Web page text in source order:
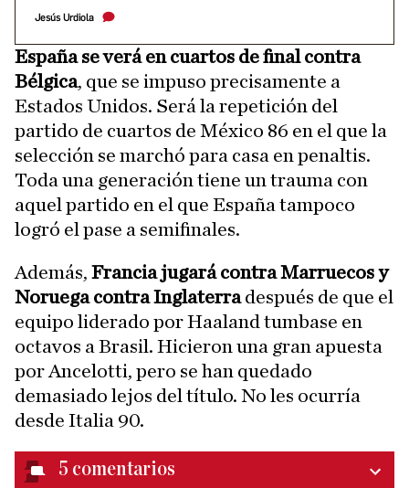
Jesús Urdiola
España se verá en cuartos de final contra
Bélgica, que se impuso precisamente a
Estados Unidos. Será la repetición del
partido de cuartos de México 86 en el que la
selección se marchó para casa en penaltis.
Toda una generación tiene un trauma con
aquel partido en el que España tampoco
logró el pase a semifinales.
Además, Francia jugará contra Marruecos y
Noruega contra Inglaterradespués de que el
equipo liderado por Haaland tumbase en
octavos a Brasil. Hicieron una gran apuesta
por Ancelotti, pero se han quedado
demasiado lejos del título. No les ocurría
desde Italia 90.
5 comentarios